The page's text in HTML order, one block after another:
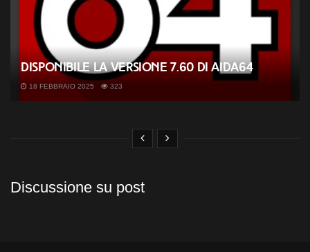
Disponibile la versione 7.60 di AIDA64
18 FEBBRAIO 2025 323
Discussione su post